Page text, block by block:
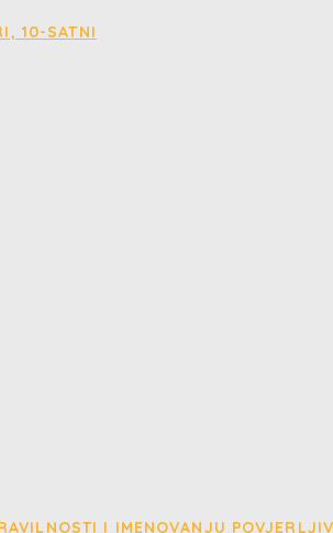
10-SATNI
I IMENOVANJU